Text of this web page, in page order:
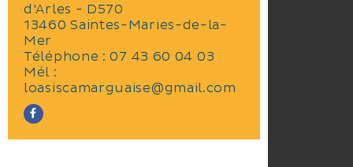
d'Arles - D570
13460 Saintes-Maries-de-la-
Mer
Téléphone :07 43 60 04 03
Mél :
loasiscamarguaise@gmail.com